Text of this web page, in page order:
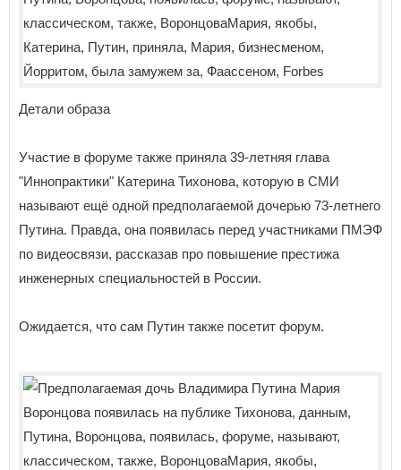
Детали образа
Участие в форуме также приняла 39-летняя глава
"Иннопрактики" Катерина Тихонова, которую в СМИ
называют ещё одной предполагаемой дочерью 73-летнего
Путина. Правда, она появилась перед участниками ПМЭФ
по видеосвязи, рассказав про повышение престижа
инженерных специальностей в России.
Ожидается, что сам Путин также посетит форум.